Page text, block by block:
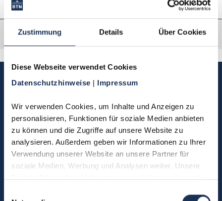
Zustimmung Details Über Cookies
Diese Webseite verwendet Cookies
Datenschutzhinweise | Impressum
Wir verwenden Cookies, um Inhalte und Anzeigen zu
personalisieren, Funktionen für soziale Medien anbieten
zu können und die Zugriffe auf unsere Website zu
analysieren. Außerdem geben wir Informationen zu Ihrer
Verwendung unserer Website an unsere Partner für
soziale Medien, Werbung und Analysen weiter. Unsere
Partner führen diese Informationen möglicherweise mit
Sie haben Fragen, möchten
Bestellung zurücksenden?
Kontakt
Sie möchten direkt Kontakt mit